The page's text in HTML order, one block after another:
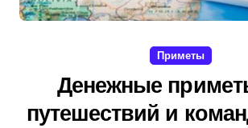
Приметы
Денежные
путешествий и